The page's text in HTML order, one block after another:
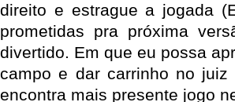
direito e estrague a jogada
prometidas pra próxima
divertido. Em que eu possa
campo e dar carrinho no
encontra mais presente jogo